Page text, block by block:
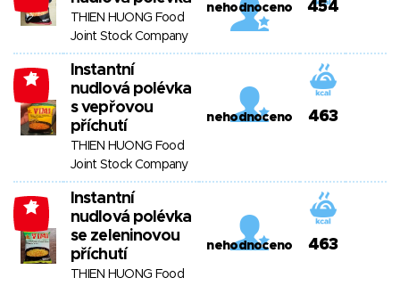
THIEN HUONG Food
Joint Stock Company
nehodnoceno 454
-7
Instantní
nudlová polévka
s vepřovou
příchutí
THIEN HUONG Food
Joint Stock Company
nehodnoceno 463
-7
Instantní
nudlová polévka
se zeleninovou
příchutí
THIEN HUONG Food
nehodnoceno 463